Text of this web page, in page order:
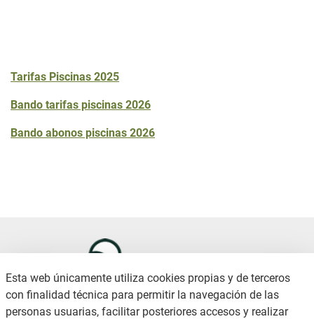
Tarifas Piscinas 2025
Bando tarifas piscinas 2026
Bando abonos piscinas 2026
Esta web únicamente utiliza cookies propias y de terceros
con finalidad técnica para permitir la navegación de las
personas usuarias, facilitar posteriores accesos y realizar